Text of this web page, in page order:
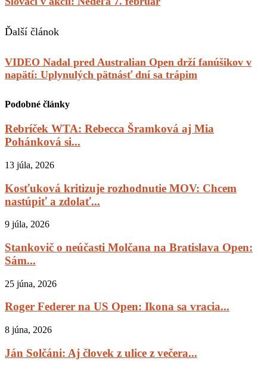
Ďalší článok
VIDEO Nadal pred Australian Open drží fanúšikov v
napätí: Uplynulých pätnásť dní sa trápim
Podobné články
Rebríček WTA: Rebecca Šramková aj Mia
Pohánková si...
13 júla, 2026
Kosťuková kritizuje rozhodnutie MOV: Chcem
nastúpiť a zdolať...
9 júla, 2026
Stankovič o neúčasti Molčana na Bratislava Open:
Sám...
25 júna, 2026
Roger Federer na US Open: Ikona sa vracia...
8 júna, 2026
Ján Solčáni: Aj človek z ulice z večera...